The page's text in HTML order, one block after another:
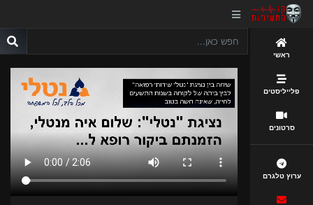
ראשי
פלייליסטים
סרטונים
ערוץ טלגרם